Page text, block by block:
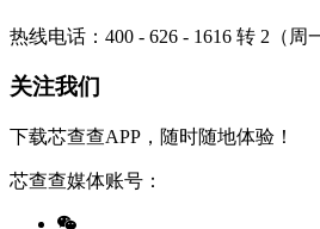
热线电话：400 - 626 - 1616 转 2（周
关注我们
下载芯查查APP，随时随地体验！
芯查查媒体账号：